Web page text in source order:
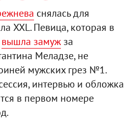
снялась для
XXL. Певица, которая в
вышла замужза
Меладзе, не
мужских грез №1.
интервью и обложка
в первом номере